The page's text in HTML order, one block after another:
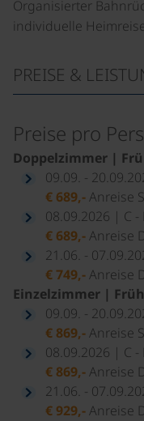
Organisierter
individuelle
PREISE &
Preise pro
Doppelzimmer |
09.09. -
€ 689,-Anreise
08.09.2026 | C
€ 689,-Anreise
21.06. -
€ 749,-Anreise
Einzelzimmer |
09.09. -
€ 869,-Anreise
08.09.2026 | C
€ 869,-Anreise
21.06. -
€ 929,-Anreise